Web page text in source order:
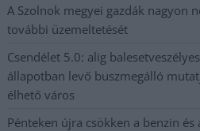
A Szolnok megyei gazdák nagyon
további üzemeltetését
Csendélet 5.0: alig
állapotban levő buszmegálló
élhető város
Pénteken újra csökken a benzin és